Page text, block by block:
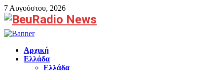
7 Αυγούστου, 2026
Facebook
Αρχική
Ελλάδα
Ελλάδα